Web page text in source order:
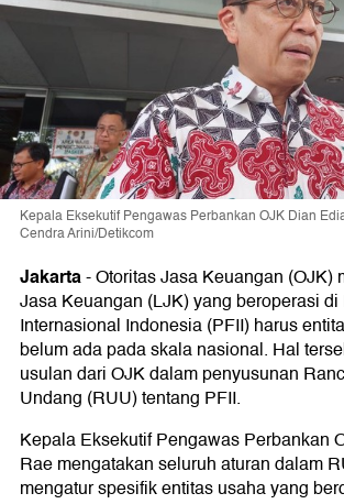
Kepala Eksekutif Pengawas Perbankan OJK Dian
Cendra Arini/Detikcom
Jakarta-Otoritas Jasa Keuangan (OJK)
Jasa Keuangan (LJK) yang beroperasi
Internasional Indonesia (PFII) harus
belum ada pada skala nasional. Hal
usulan dari OJK dalam penyusunan
Undang (RUU) tentang PFII.
Kepala Eksekutif Pengawas Perbankan
Rae mengatakan seluruh aturan dalam
mengatur spesifik entitas usaha yang